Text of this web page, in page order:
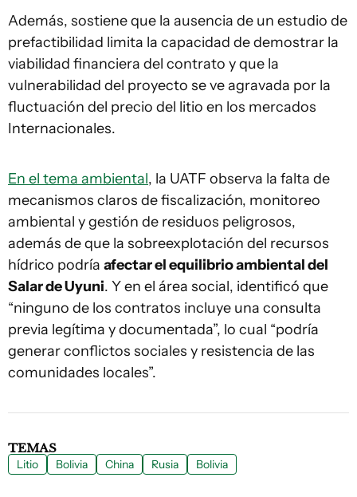
Además, sostiene que la ausencia de un estudio de
prefactibilidad limita la capacidad de demostrar la
viabilidad financiera del contrato y que la
vulnerabilidad del proyecto se ve agravada por la
fluctuación del precio del litio en los mercados
Internacionales.
En el tema ambiental, la UATF observa la falta de
mecanismos claros de fiscalización, monitoreo
ambiental y gestión de residuos peligrosos,
además de que la sobreexplotación del recursos
hídrico podría afectar el equilibrio ambiental del
Salar de Uyuni. Y en el área social, identificó que
“ninguno de los contratos incluye una consulta
previa legítima y documentada”, lo cual “podría
generar conflictos sociales y resistencia de las
comunidades locales”.
TEMAS
Litio Bolivia China Rusia Bolivia